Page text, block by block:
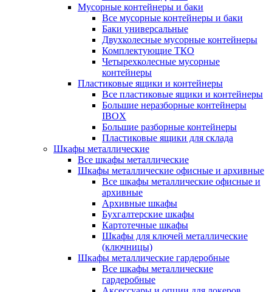
Мусорные контейнеры и баки
Все мусорные контейнеры и баки
Баки универсальные
Двухколесные мусорные контейнеры
Комплектующие ТКО
Четырехколесные мусорные
контейнеры
Пластиковые ящики и контейнеры
Все пластиковые ящики и контейнеры
Большие неразборные контейнеры
IBOX
Большие разборные контейнеры
Пластиковые ящики для склада
Шкафы металлические
Все шкафы металлические
Шкафы металлические офисные и архивные
Все шкафы металлические офисные и
архивные
Архивные шкафы
Бухгалтерские шкафы
Картотечные шкафы
Шкафы для ключей металлические
(ключницы)
Шкафы металлические гардеробные
Все шкафы металлические
гардеробные